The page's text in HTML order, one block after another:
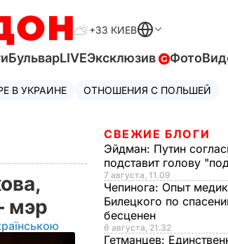
+33 КИЕВ
БульварLIVEЭксклюзив Фото
В УКРАИНЕ ОТНОШЕНИЯ С ПОЛЬШЕЙ
мэр
СВЕЖИЕ БЛОГИ
Эйдман: Путин
подставит голову
7 августа, 11.09
Чепинога: Опыт
Билецкого по
бесценен
6 августа, 21.32
Гетманцев: